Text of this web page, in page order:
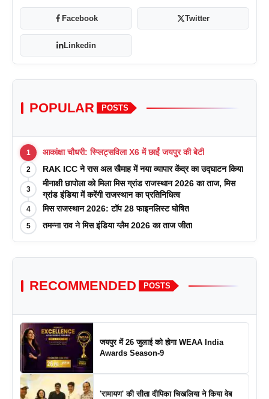
Facebook Twitter
Linkedin
POPULAR POSTS
1 आकांक्षा चौधरी: स्प्लिट्सविला X6 में छाईं जयपुर की बेटी
2 RAK ICC ने रास अल खैमाह में नया व्यापार केंद्र का उद्घाटन किया
3
मीनाक्षी छापोला को मिला मिस ग्रांड राजस्थान 2026 का ताज, मिस
ग्रांड इंडिया में करेंगी राजस्थान का प्रतिनिधित्व
4 मिस राजस्थान 2026: टॉप 28 फाइनलिस्ट घोषित
5 तमन्ना राव ने मिस इंडिया ग्लैम 2026 का ताज जीता
RECOMMENDED POSTS
जयपुर में 26 जुलाई को होगा WEAA India
Awards Season-9
'रामायण' की सीता दीपिका चिखलिया ने किया वेब